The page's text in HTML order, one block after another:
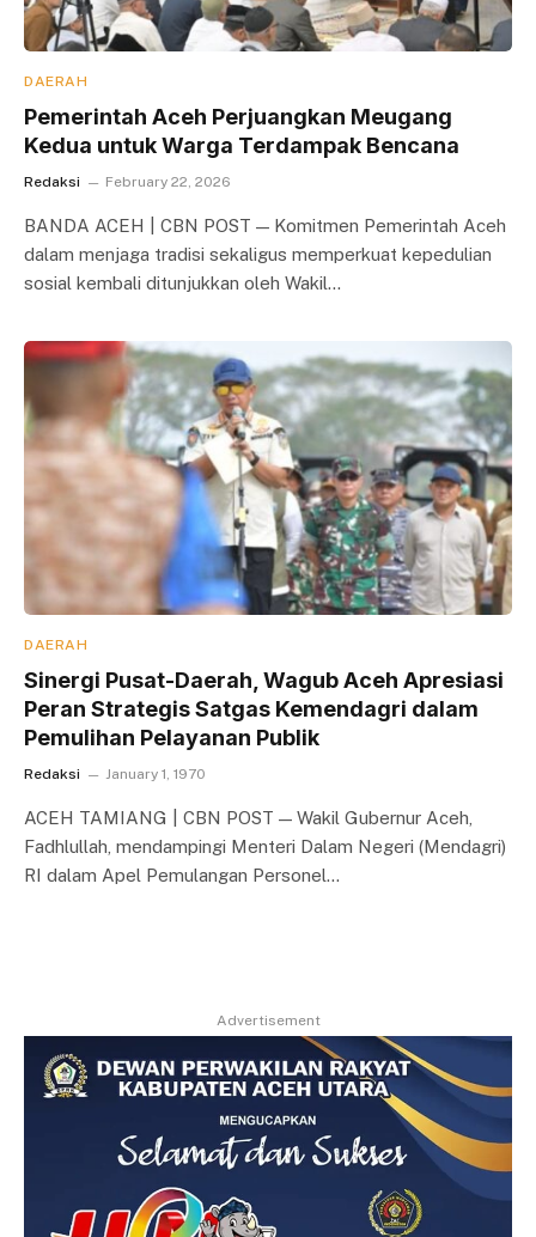
DAERAH
Pemerintah Aceh Perjuangkan Meugang
Kedua untuk Warga Terdampak Bencana
Redaksi February 22, 2026
BANDA ACEH | CBN POST — Komitmen Pemerintah Aceh
dalam menjaga tradisi sekaligus memperkuat kepedulian
sosial kembali ditunjukkan oleh Wakil…
DAERAH
Sinergi Pusat-Daerah, Wagub Aceh Apresiasi
Peran Strategis Satgas Kemendagri dalam
Pemulihan Pelayanan Publik
Redaksi January 1, 1970
ACEH TAMIANG | CBN POST — Wakil Gubernur Aceh,
Fadhlullah, mendampingi Menteri Dalam Negeri (Mendagri)
RI dalam Apel Pemulangan Personel…
Advertisement